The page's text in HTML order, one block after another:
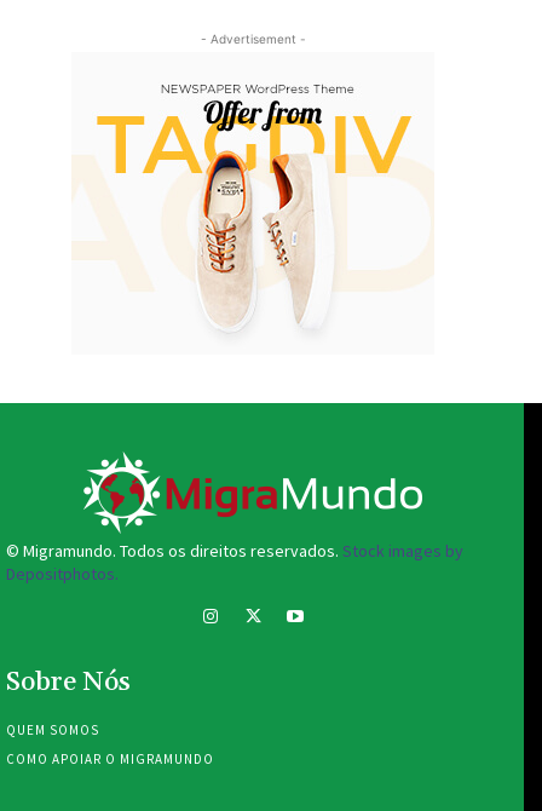
- Advertisement -
© Migramundo. Todos os direitos reservados. Stock images by
Depositphotos.
Sobre Nós
QUEM SOMOS
COMO APOIAR O MIGRAMUNDO